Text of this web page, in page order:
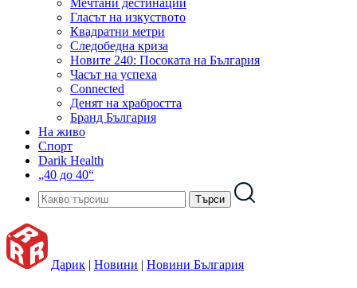
Мечтани дестинации
Гласът на изкуството
Квадратни метри
Следобедна криза
Новите 240: Посоката на България
Часът на успеха
Connected
Денят на храбростта
Бранд България
На живо
Спорт
Darik Health
„40 до 40“
Дарик | Новини | Новини България